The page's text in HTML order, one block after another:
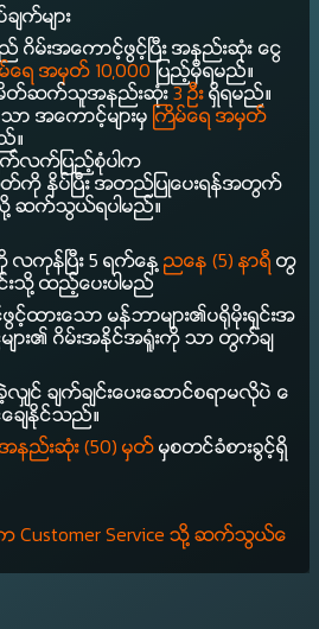
ခ်က္မ်ား
မ္းအေကာင့္ဖြင့္ၿပီး အနည္းဆုံး ေငြ
ေရ အမွတ္ 10,000ျပည့္မွီရမည္။
မိတ္ဆက္သူအနည္းဆုံး3 ဦးရွိရမည္။
ာ အေကာင့္မ်ားမွ ႀကိမ္ေရ အမွတ္
။
လက္ျပည့္စုံပါက
တ္ကို ႏွိပ္ၿပီး အတည္ျပဳေပးရန္အတြက္
သို႔ ဆက္သြယ္ရပါမည္။
လကုန္ၿပီး 5 ရက္ေန႔ ညေန (5) နာရီ တြ
သို႔ ထည့္ေပးပါမည္
ြင့္ထားေသာ မန္ဘာမ်ား၏ပ႐ိုမိုးရွင္းအ
ငြမ်ား၏ ဂိမ္းအႏိုင္အ႐ူံးကို သာ တြက္ခ်
ခဲ့လွ်င္ ခ်က္ခ်င္းေပးေဆာင္စရာမလိုပဲ ေ
ခ်ႏိုင္သည္။
အနည္းဆုံး (50) မွတ္မွစတင္ခံစားခြင့္ရွိ
Service သို႔ ဆက္သြယ္ေ